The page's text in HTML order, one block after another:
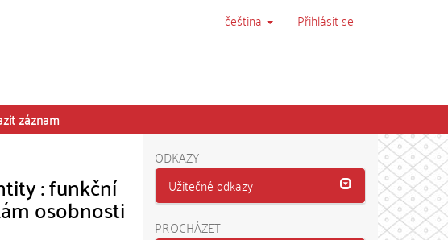
čeština Přihlásit se
záznam
: funkční
osobnosti
ODKAZY
Užitečné odkazy
PROCHÁZET